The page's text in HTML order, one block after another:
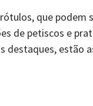
que podem
de petiscos e
estão